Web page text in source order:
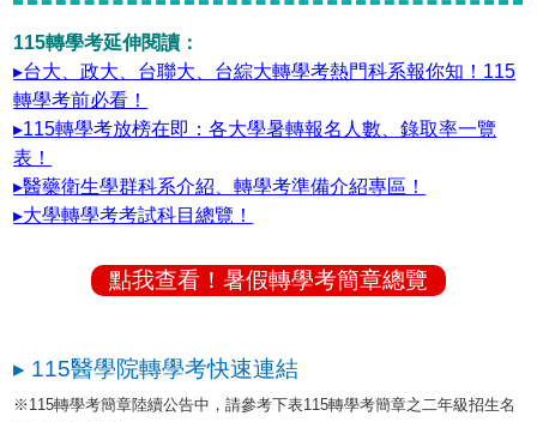
115轉學考延伸閱讀：
▸台大、政大、台聯大、台綜大轉學考熱門科系報你知！115
轉學考前必看！
▸115轉學考放榜在即：各大學暑轉報名人數、錄取率一覽
表！
▸醫藥衛生學群科系介紹、轉學考準備介紹專區！
▸大學轉學考考試科目總覽！
點我查看！暑假轉學考簡章總覽
▸ 115醫學院轉學考快速連結
※115轉學考簡章陸續公告中，請參考下表115轉學考簡章之二年級招生名